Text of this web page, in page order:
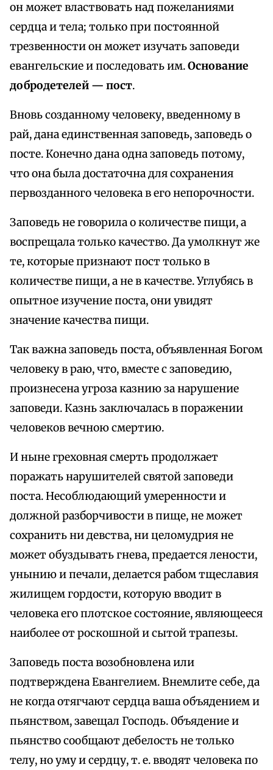
он может властвовать над пожеланиями
сердца и тела; только при постоянной
трезвенности он может изучать заповеди
евангельские и последовать им.Основание
добродетелей — пост.
Вновь созданному человеку, введенному в
рай, дана единственная заповедь, заповедь о
посте. Конечно дана одна заповедь потому,
что она была достаточна для сохранения
первозданного человека в его непорочности.
Заповедь не говорила о количестве пищи, а
воспрещала только качество. Да умолкнут же
те, которые признают пост только в
количестве пищи, а не в качестве. Углубясь в
опытное изучение поста, они увидят
значение качества пищи.
Так важна заповедь поста, объявленная Богом
человеку в раю, что, вместе с заповедию,
произнесена угроза казнию за нарушение
заповеди. Казнь заключалась в поражении
человеков вечною смертию.
И ныне греховная смерть продолжает
поражать нарушителей святой заповеди
поста. Несоблюдающий умеренности и
должной разборчивости в пище, не может
сохранить ни девства, ни целомудрия не
может обуздывать гнева, предается лености,
унынию и печали, делается рабом тщеславия
жилищем гордости, которую вводит в
человека его плотское состояние, являющееся
наиболее от роскошной и сытой трапезы.
Заповедь поста возобновлена или
подтверждена Евангелием. Внемлите себе, да
не когда отягчают сердца ваша объядением и
пьянством, завещал Господь. 0бъядение и
пьянство сообщают дебелость не только
телу, но уму и сердцу, т. е. вводят человека по